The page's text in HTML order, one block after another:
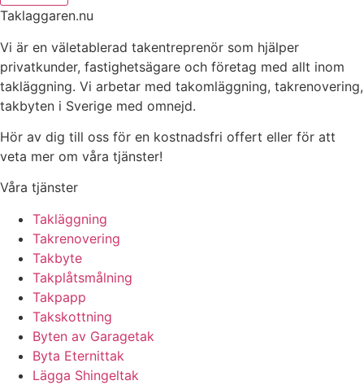
Taklaggaren.nu
Vi är en väletablerad takentreprenör som hjälper
privatkunder, fastighetsägare och företag med allt inom
takläggning. Vi arbetar med takomläggning, takrenovering,
takbyten i Sverige med omnejd.
Hör av dig till oss för en kostnadsfri offert eller för att
veta mer om våra tjänster!
Våra tjänster
Takläggning
Takrenovering
Takbyte
Takplåtsmålning
Takpapp
Takskottning
Byten av Garagetak
Byta Eternittak
Lägga Shingeltak